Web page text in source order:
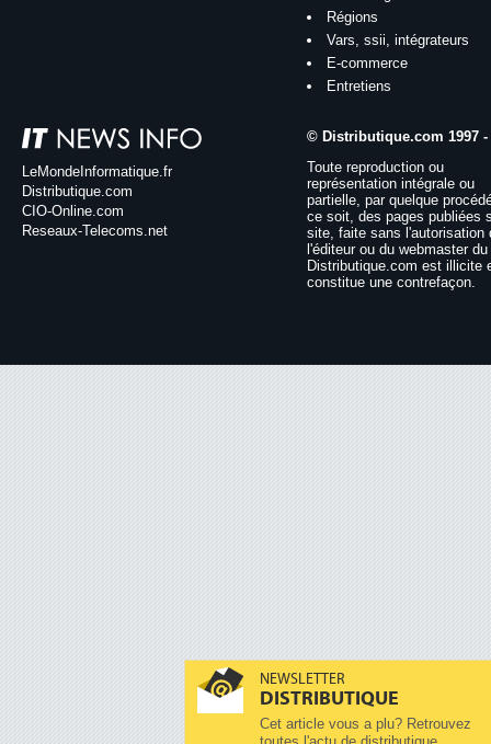
NEWSLETTER
DISTRIBUTIQUE
Cet article vous a plu? Retrouvez
Régions
Vars, ssii, intégrateurs
E-commerce
Entretiens
LeMondeInformatique.fr
Distributique.com
CIO-Online.com
Reseaux-Telecoms.net
© Distributique.com 1997 -
Toute reproduction ou
représentation intégrale ou
partielle, par quelque
ce soit, des pages publiées
site, faite sans l'autorisation
l'éditeur ou du webmaster
Distributique.com est illicite
constitue une contrefaçon.